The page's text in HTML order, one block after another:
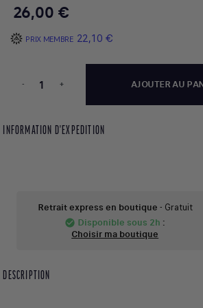
26,00 €
PRIX MEMBRE 22,10 €
- + AJOUTER AU
INFORMATION D'EXPEDITION
Retrait express en boutique - Gratuit
check_circle Disponible sous 2h :
Choisir ma boutique
DESCRIPTION